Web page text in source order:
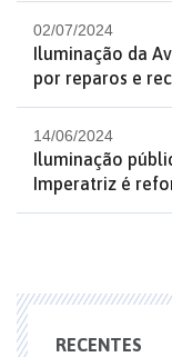
02/07/2024
Iluminação da
por reparos e
14/06/2024
Iluminação
Imperatriz é
RECENTES